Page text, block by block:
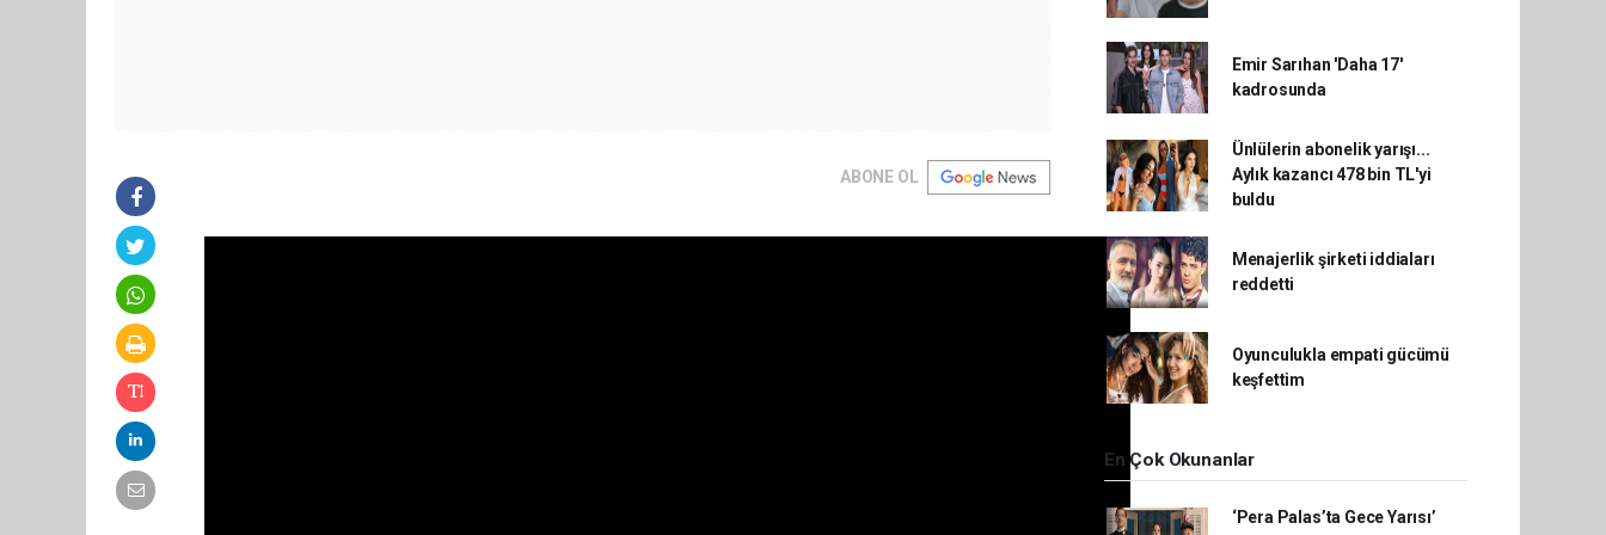
ABONE OL
Emir Sarıhan 'Daha 17'
kadrosunda
Ünlülerin abonelik yarışı...
Aylık kazancı 478 bin TL'yi
buldu
Menajerlik şirketi iddiaları
reddetti
Oyunculukla empati gücümü
keşfettim
En Çok Okunanlar
‘Pera Palas’ta Gece Yarısı’